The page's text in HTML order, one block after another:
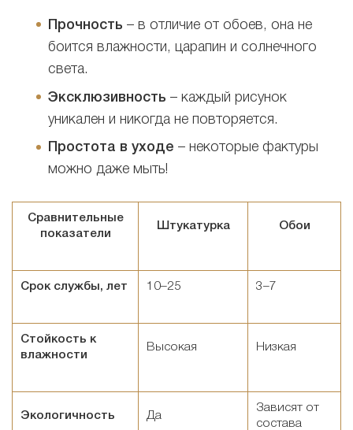
Прочность – в отличие от обоев, она не
боится влажности, царапин и солнечного
света.
Эксклюзивность – каждый рисунок
уникален и никогда не повторяется.
Простота в уходе – некоторые фактуры
можно даже мыть!
Сравнительные
показатели
Штукатурка Обои
Срок службы, лет 10–25 3–7
Стойкость к
влажности
Высокая Низкая
Экологичность Да
Зависят от
состава